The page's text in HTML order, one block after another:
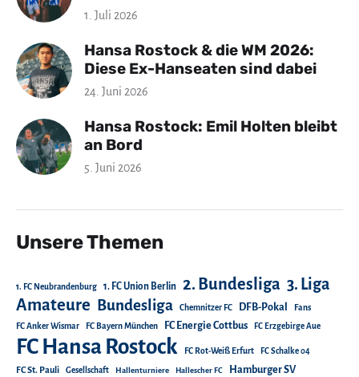
1. Juli 2026
Hansa Rostock & die WM 2026:
Diese Ex-Hanseaten sind dabei
24. Juni 2026
Hansa Rostock: Emil Holten bleibt
an Bord
5. Juni 2026
Unsere Themen
1. FC Neubrandenburg 1. FC Union Berlin 2. Bundesliga 3. Liga
Amateure Bundesliga Chemnitzer FC DFB-Pokal Fans
FC Anker Wismar FC Bayern München FC Energie Cottbus FC Erzgebirge Aue
FC Hansa Rostock FC Rot-Weiß Erfurt FC Schalke 04
FC St. Pauli Gesellschaft Hallenturniere Hallescher FC Hamburger SV